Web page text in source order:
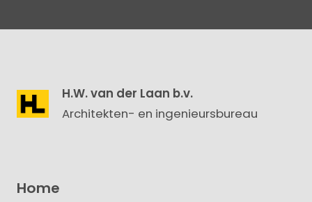
H.W. van der Laan b.v.
Architekten- en ingenieursbureau
Home